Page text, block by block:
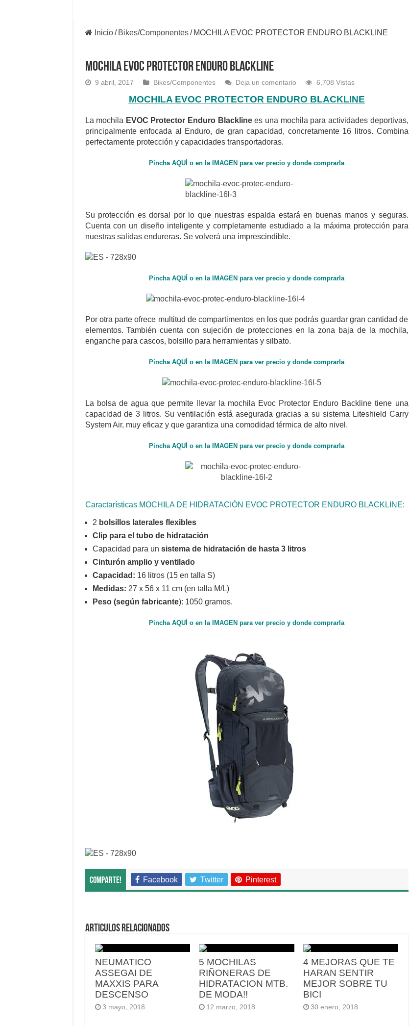
Inicio / Bikes/Componentes / MOCHILA EVOC PROTECTOR ENDURO BLACKLINE
MOCHILA EVOC PROTECTOR ENDURO BLACKLINE
9 abril, 2017 Bikes/Componentes Deja un comentario 6,708 Vistas
MOCHILA EVOC PROTECTOR ENDURO BLACKLINE
La mochila EVOC Protector Enduro Blacklinees una mochila para actividades deportivas,
principalmente enfocada al Enduro, de gran capacidad, concretamente 16 litros. Combina
perfectamente protección y capacidades transportadoras.
Pincha AQUÍ o en la IMAGEN para ver precio y donde comprarla
Su protección es dorsal por lo que nuestras espalda estará en buenas manos y seguras.
Cuenta con un diseño inteligente y completamente estudiado a la máxima protección para
nuestras salidas endureras. Se volverá una imprescindible.
Pincha AQUÍ o en la IMAGEN para ver precio y donde comprarla
Por otra parte ofrece multitud de compartimentos en los que podrás guardar gran cantidad de
elementos. También cuenta con sujeción de protecciones en la zona baja de la mochila,
enganche para cascos, bolsillo para herramientas y silbato.
Pincha AQUÍ o en la IMAGEN para ver precio y donde comprarla
La bolsa de agua que permite llevar la mochila Evoc Protector Enduro Backline tiene una
capacidad de 3 litros. Su ventilación está asegurada gracias a su sistema Liteshield Carry
System Air, muy eficaz y que garantiza una comodidad térmica de alto nivel.
Pincha AQUÍ o en la IMAGEN para ver precio y donde comprarla
Caractarísticas MOCHILA DE HIDRATACIÓN EVOC PROTECTOR ENDURO BLACKLINE:
2 bolsillos laterales flexibles
Clip para el tubo de hidratación
Capacidad para un sistema de hidratación de hasta 3 litros
Cinturón amplio y ventilado
Capacidad: 16 litros (15 en talla S)
Medidas: 27 x 56 x 11 cm (en talla M/L)
Peso (según fabricante): 1050 gramos.
Pincha AQUÍ o en la IMAGEN para ver precio y donde comprarla
Comparte! Facebook Twitter Pinterest
Articulos relacionados
NEUMATICO
ASSEGAI DE
MAXXIS PARA
DESCENSO
3 mayo, 2018
5 MOCHILAS
RIÑONERAS DE
HIDRATACION MTB.
DE MODA!!
12 marzo, 2018
4 MEJORAS QUE TE
HARAN SENTIR
MEJOR SOBRE TU
BICI
30 enero, 2018